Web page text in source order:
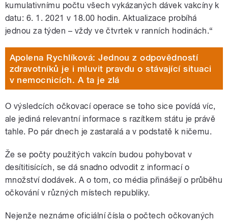
kumulativnímu počtu všech vykázaných dávek vakcíny k
datu: 6. 1. 2021 v 18.00 hodin. Aktualizace probíhá
jednou za týden – vždy ve čtvrtek v ranních hodinách.“
Apolena Rychlíková: Jednou z odpovědností
zdravotníků je i mluvit pravdu o stávající situaci
v nemocnicích. A ta je zlá
O výsledcích očkovací operace se toho sice povídá víc,
ale jediná relevantní informace s razítkem státu je právě
tahle. Po pár dnech je zastaralá a v podstatě k ničemu.
Že se počty použitých vakcín budou pohybovat v
desítitisících, se dá snadno odvodit z informací o
množství dodávek. A o tom, co média přinášejí o průběhu
očkování v různých místech republiky.
Nejenže neznáme oficiální čísla o počtech očkovaných